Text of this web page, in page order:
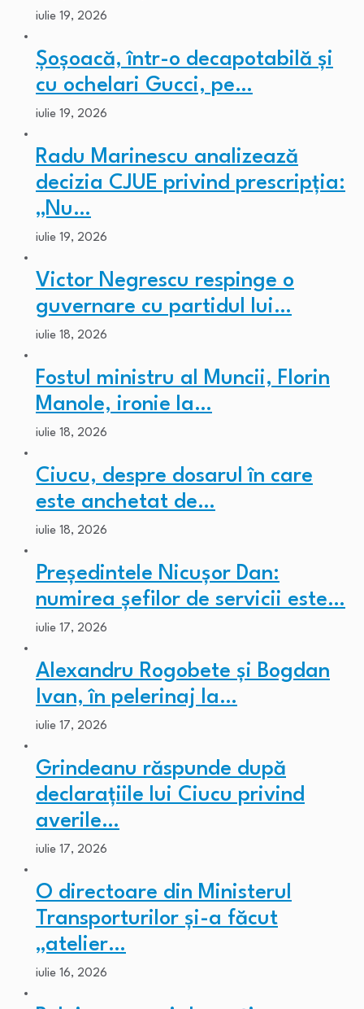
iulie 19, 2026
Șoșoacă, într-o decapotabilă și
cu ochelari Gucci, pe…
iulie 19, 2026
Radu Marinescu analizează
decizia CJUE privind prescripția:
„Nu…
iulie 19, 2026
Victor Negrescu respinge o
guvernare cu partidul lui…
iulie 18, 2026
Fostul ministru al Muncii, Florin
Manole, ironie la…
iulie 18, 2026
Ciucu, despre dosarul în care
este anchetat de…
iulie 18, 2026
Președintele Nicușor Dan:
numirea șefilor de servicii este…
iulie 17, 2026
Alexandru Rogobete și Bogdan
Ivan, în pelerinaj la…
iulie 17, 2026
Grindeanu răspunde după
declarațiile lui Ciucu privind
averile…
iulie 17, 2026
O directoare din Ministerul
Transporturilor și-a făcut
„atelier…
iulie 16, 2026